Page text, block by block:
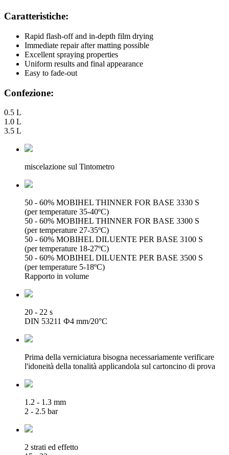
Caratteristiche:
Rapid flash-off and in-depth film drying
Immediate repair after matting possible
Excellent spraying properties
Uniform results and final appearance
Easy to fade-out
Confezione:
0.5 L
1.0 L
3.5 L
miscelazione sul Tintometro
50 - 60% MOBIHEL THINNER FOR BASE 3330 S
(per temperature 35-40ºC)
50 - 60% MOBIHEL THINNER FOR BASE 3300 S
(per temperature 27-35ºC)
50 - 60% MOBIHEL DILUENTE PER BASE 3100 S
(per temperature 18-27ºC)
50 - 60% MOBIHEL DILUENTE PER BASE 3500 S
(per temperature 5-18ºC)
Rapporto in volume
20 - 22 s
DIN 53211 Ф4 mm/20°C
Prima della verniciatura bisogna necessariamente verificare
l'idoneità della tonalità applicandola sul cartoncino di prova
1.2 - 1.3 mm
2 - 2.5 bar
2 strati ed effetto